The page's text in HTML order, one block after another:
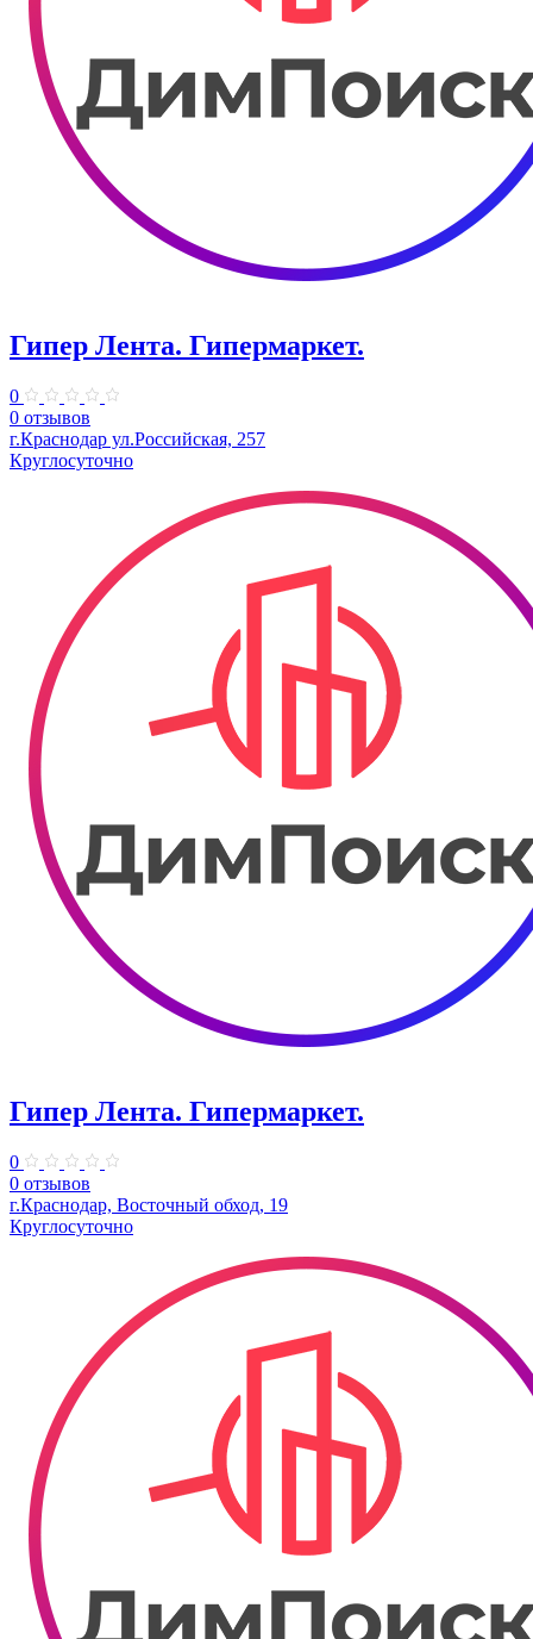
Гипер Лента. Гипермаркет.
0
0 отзывов
г.Краснодар ул.Российская, 257
Круглосуточно
Гипер Лента. Гипермаркет.
0
0 отзывов
г.Краснодар, Восточный обход, 19
Круглосуточно